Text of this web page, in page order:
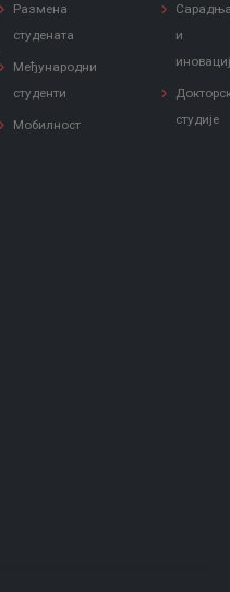
Размена
студената
Међународни
студенти
Мобилност
и
студије